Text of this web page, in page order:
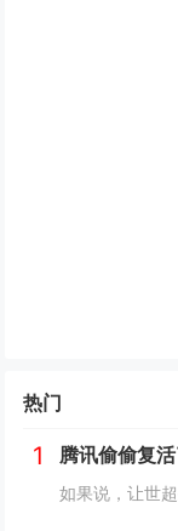
热门
1 腾讯偷偷复